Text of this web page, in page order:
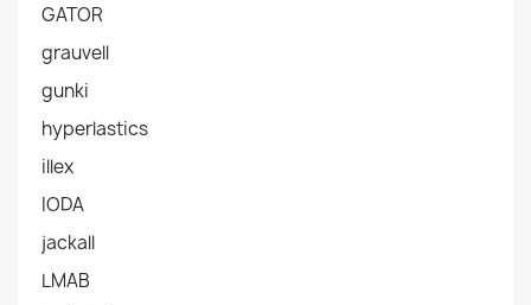
GATOR
grauvell
gunki
hyperlastics
illex
IODA
jackall
LMAB